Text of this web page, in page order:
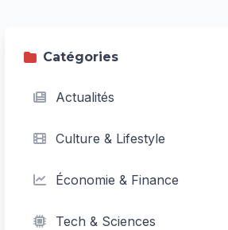
Catégories
Actualités
Culture & Lifestyle
Économie & Finance
Tech & Sciences